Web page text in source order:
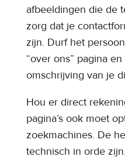
afbeeldingen die de
zorg dat je
zijn. Durf het
“over ons” pagina
omschrijving van je
Hou er direct
pagina’s ook moet
zoekmachines. De
technisch in orde